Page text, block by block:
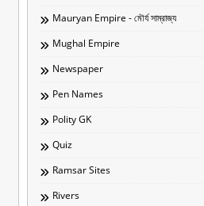
Mauryan Empire - মৌর্য সাম্রাজ্য
Mughal Empire
Newspaper
Pen Names
Polity GK
Quiz
Ramsar Sites
Rivers